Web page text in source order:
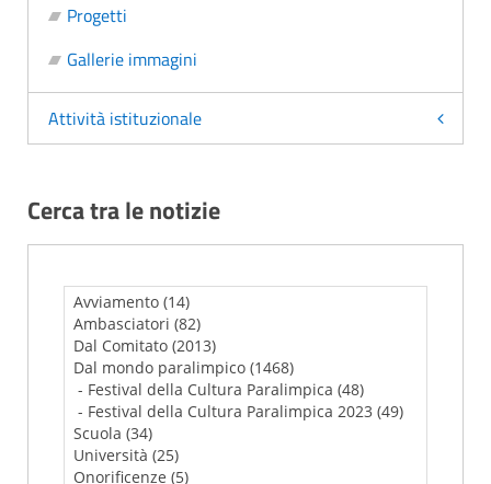
Progetti
Gallerie immagini
Attività istituzionale
Cerca tra le notizie